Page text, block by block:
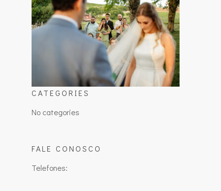
CATEGORIES
No categories
FALE CONOSCO
Telefones: